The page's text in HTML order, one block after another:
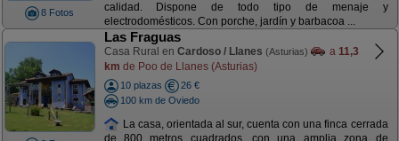
8 Fotos
calidad. Dispone de todo tipo de menaje y
electrodomésticos. Con porche, jardín y barbacoa ...
Las Fraguas
Casa Rural en Cardoso / Llanes (Asturias) a 11,3
km de Poo de Llanes (Asturias)
10 plazas
26 €
100 km de Oviedo
La casa, orientada al sur, cuenta con una finca cerrada